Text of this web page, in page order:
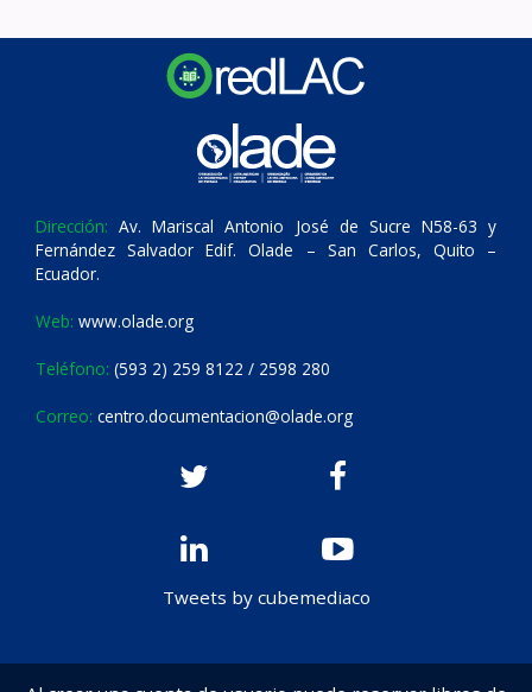
Dirección: Av. Mariscal Antonio José de Sucre N58-63 y
Fernández Salvador Edif. Olade – San Carlos, Quito –
Ecuador.
Web: www.olade.org
Teléfono: (593 2) 259 8122 / 2598 280
Correo: centro.documentacion@olade.org
Tweets by cubemediaco